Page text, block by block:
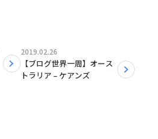
2019.02.26
【ブログ世界一周】オース
トラリア – ケアンズ